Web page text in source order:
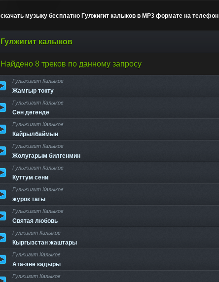
скачать музыку бесплатно Гулжигит калыков в MP3 формате на телефон
Гулжигит калыков
Найдено 8 треков по данному запросу
Гульжигит Калыков
Жамгыр токту
Гульжигит Калыков
Сен дегенде
Гульжигит Калыков
Кайрылбаймын
Гульжигит Калыков
Жолугарым билгенмин
Гульжигит Калыков
Куттум сени
Гульжигит Калыков
журок тагы
Гульжигит Калыков
Святая любовь
Гулжигит Калыков
Кыргызстан жаштары
Гулжигит Калыков
Ата-эне кадыры
Гулжигит Калыков